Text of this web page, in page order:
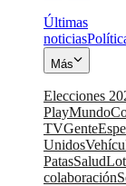
Últimas
noticias
Más
Elecciones
PlayMundo
TVGente
Unidos
PatasSalud
colaboración